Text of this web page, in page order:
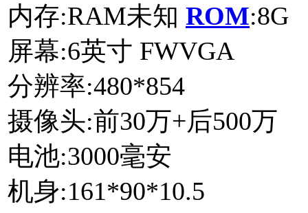
内存:RAM未知 ROM:8G
屏幕:6英寸 FWVGA
分辨率:480*854
摄像头:前30万+后500万
电池:3000毫安
机身:161*90*10.5